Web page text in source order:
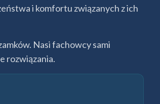
i komfortu związanych z ich
Nasi fachowcy sami
rozwiązania.